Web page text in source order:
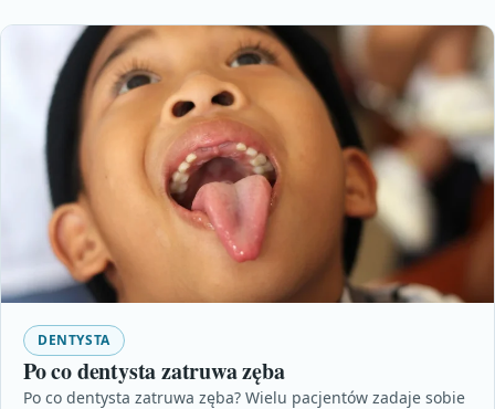
DENTYSTA
Po co dentysta zatruwa zęba
Po co dentysta zatruwa zęba? Wielu pacjentów zadaje sobie